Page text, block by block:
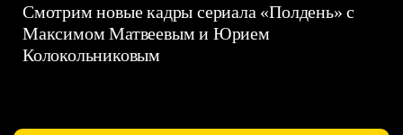
Смотрим новые кадры сериала «Полдень» с
Максимом Матвеевым и Юрием
Колокольниковым